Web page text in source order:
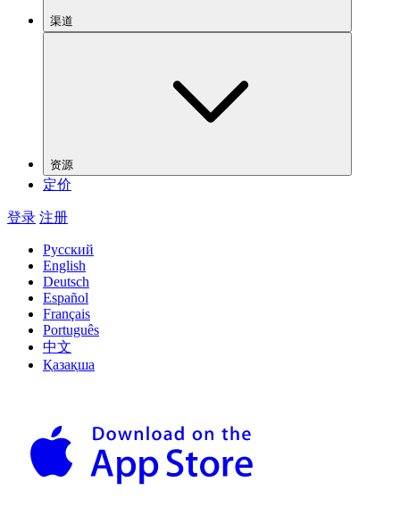
渠道
资源
定价
登录 注册
Русский
English
Deutsch
Español
Français
Português
中文
Қазақша